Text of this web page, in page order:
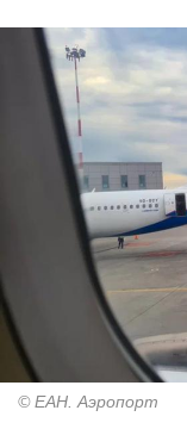
© ЕАН. Аэропорт